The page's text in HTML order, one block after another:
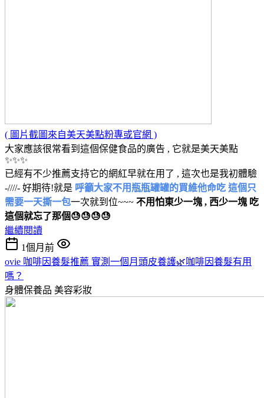
( 圖片截圖來自美天美點粉專或官網 )
大家應該很常看到這個保健食品的廣告 , 它就是美天美點
✨✨✨
已經有不少推薦支持它的網紅早就在用了 , 這次也是我初體驗
-////- 好期待!就是 呼籲大家不用瓶瓶罐罐的買維他命吃 這個只
需要一天撕一包一次就到位~~~ 不用怕東少一塊 , 西少一塊 吃
這個就忘了那個😓😓😓😓
繼續閱讀
1個月前
ovie 咖啡因養髮推薦 實測一個月頭皮養護🌿咖啡因養髮有用
嗎？
身體保養品 美容彩妝